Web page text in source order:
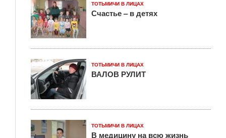
ТОТЬМИЧИ В ЛИЦАХ
Счастье – в детях
ТОТЬМИЧИ В ЛИЦАХ
ВАЛОВ РУЛИТ
ТОТЬМИЧИ В ЛИЦАХ
В медицину на всю жизнь